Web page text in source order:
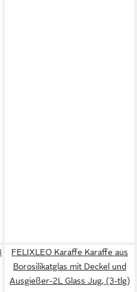
FELIXLEO Karaffe Karaffe aus
Borosilikatglas mit Deckel und
Ausgießer-2L Glass Jug, (3-tlg)